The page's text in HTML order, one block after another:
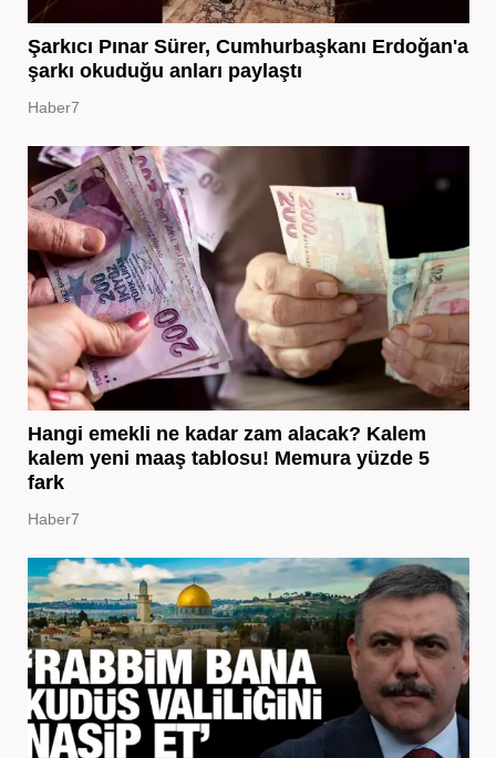
Şarkıcı Pınar Sürer, Cumhurbaşkanı Erdoğan'a
şarkı okuduğu anları paylaştı
Haber7
Hangi emekli ne kadar zam alacak? Kalem
kalem yeni maaş tablosu! Memura yüzde 5
fark
Haber7